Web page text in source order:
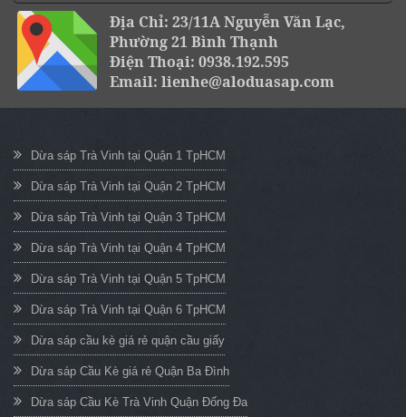
Địa Chỉ: 23/11A Nguyễn Văn Lạc,
Phường 21 Bình Thạnh
Điện Thoại: 0938.192.595
Email: lienhe@aloduasap.com
Dừa sáp Trà Vinh tại Quận 1 TpHCM
Dừa sáp Trà Vinh tại Quận 2 TpHCM
Dừa sáp Trà Vinh tại Quận 3 TpHCM
Dừa sáp Trà Vinh tại Quận 4 TpHCM
Dừa sáp Trà Vinh tại Quận 5 TpHCM
Dừa sáp Trà Vinh tại Quận 6 TpHCM
Dừa sáp cầu kè giá rẻ quận cầu giấy
Dừa sáp Cầu Kè giá rẻ Quận Ba Đình
Dừa sáp Cầu Kè Trà Vinh Quận Đống Đa